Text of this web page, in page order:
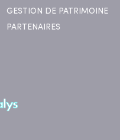
GESTION DE PATRIMOINE
PARTENAIRES